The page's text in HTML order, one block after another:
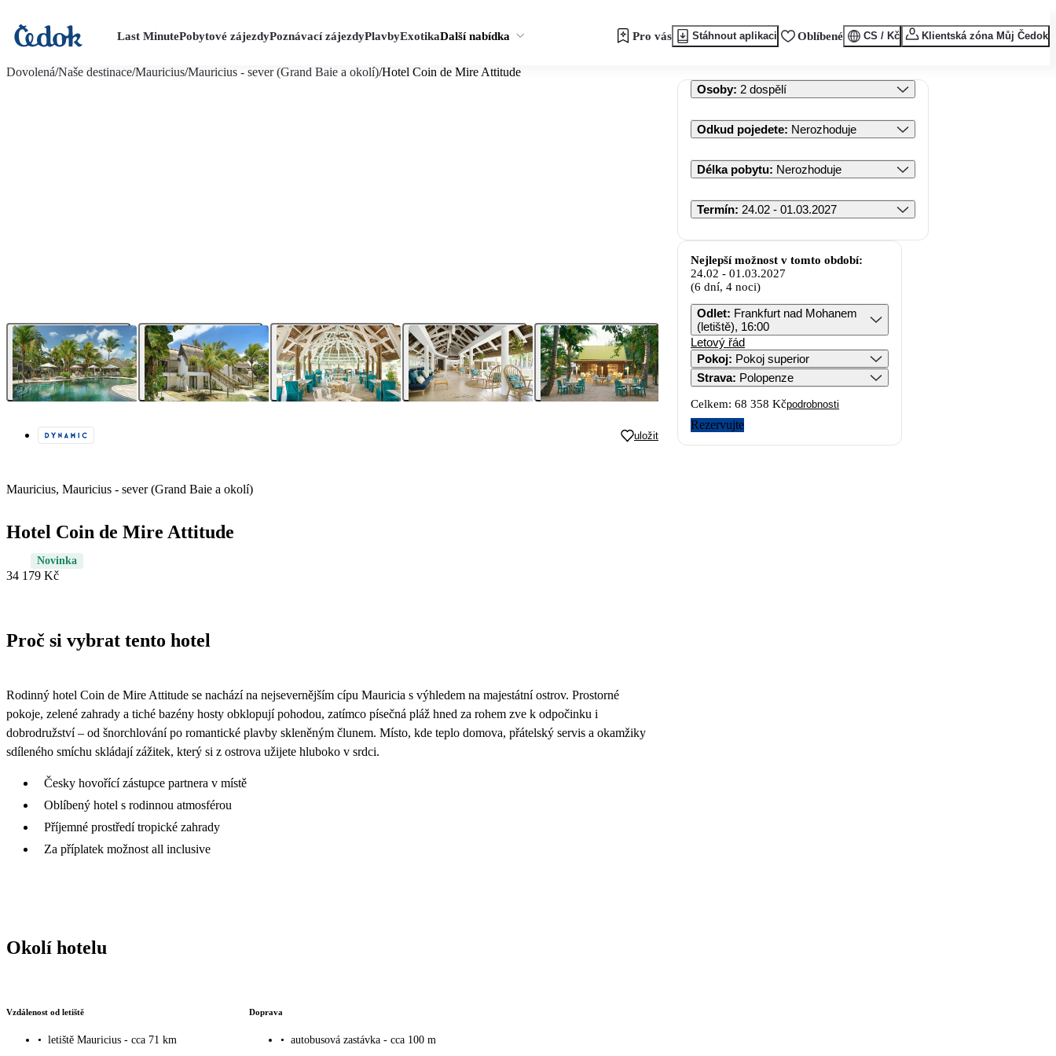
Last MinutePobytové zájezdyPoznávací zájezdyPlavbyExotikaDalší nabídka Pro vás Stáhnout aplikaci Oblíbené CS / Kč Klientská zóna Můj Čedok
Dovolená/Naše destinace/Mauricius/Mauricius - sever (Grand Baie a okolí)/Hotel Coin de Mire Attitude
uložit
Mauricius, Mauricius - sever (Grand Baie a okolí)
Hotel Coin de Mire Attitude
Novinka
34 179 Kč
Proč si vybrat tento hotel
Rodinný hotel Coin de Mire Attitude se nachází na nejsevernějším cípu Mauricia s výhledem na majestátní ostrov. Prostorné
pokoje, zelené zahrady a tiché bazény hosty obklopují pohodou, zatímco písečná pláž hned za rohem zve k odpočinku i
dobrodružství – od šnorchlování po romantické plavby skleněným člunem. Místo, kde teplo domova, přátelský servis a okamžiky
sdíleného smíchu skládají zážitek, který si z ostrova užijete hluboko v srdci.
Česky hovořící zástupce partnera v místě
Oblíbený hotel s rodinnou atmosférou
Příjemné prostředí tropické zahrady
Za příplatek možnost all inclusive
Okolí hotelu
Vzdálenost od letiště
• letiště Mauricius - cca 71 km
Doprava
• autobusová zastávka - cca 100 m
Osoby: 2 dospělí
Odkud pojedete: Nerozhoduje
Délka pobytu: Nerozhoduje
Termín: 24.02 - 01.03.2027
Nejlepší možnost v tomto období:
24.02 - 01.03.2027
(6 dní, 4 noci)
Odlet: Frankfurt nad Mohanem
(letiště), 16:00
Letový řád
Pokoj: Pokoj superior
Strava: Polopenze
Celkem: 68 358 Kčpodrobnosti
Rezervujte